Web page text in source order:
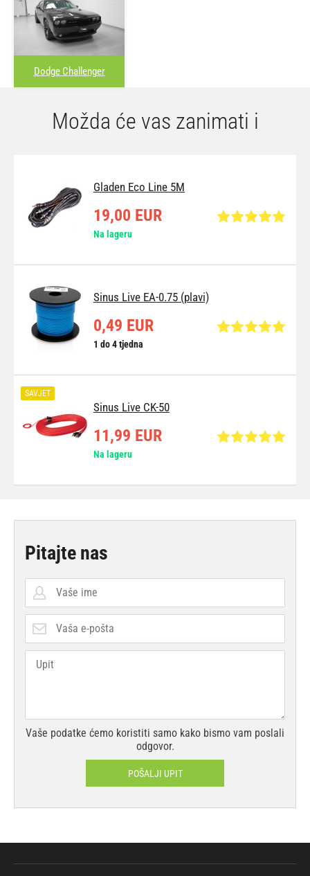
Dodge Challenger
Možda će vas zanimati i
Gladen Eco Line 5M
19,00 EUR
Na lageru
Sinus Live EA-0.75 (plavi)
0,49 EUR
1 do 4 tjedna
Sinus Live CK-50
SAVJET
11,99 EUR
Na lageru
Pitajte nas
Vaše podatke ćemo koristiti samo kako bismo vam poslali
odgovor.
POŠALJI UPIT